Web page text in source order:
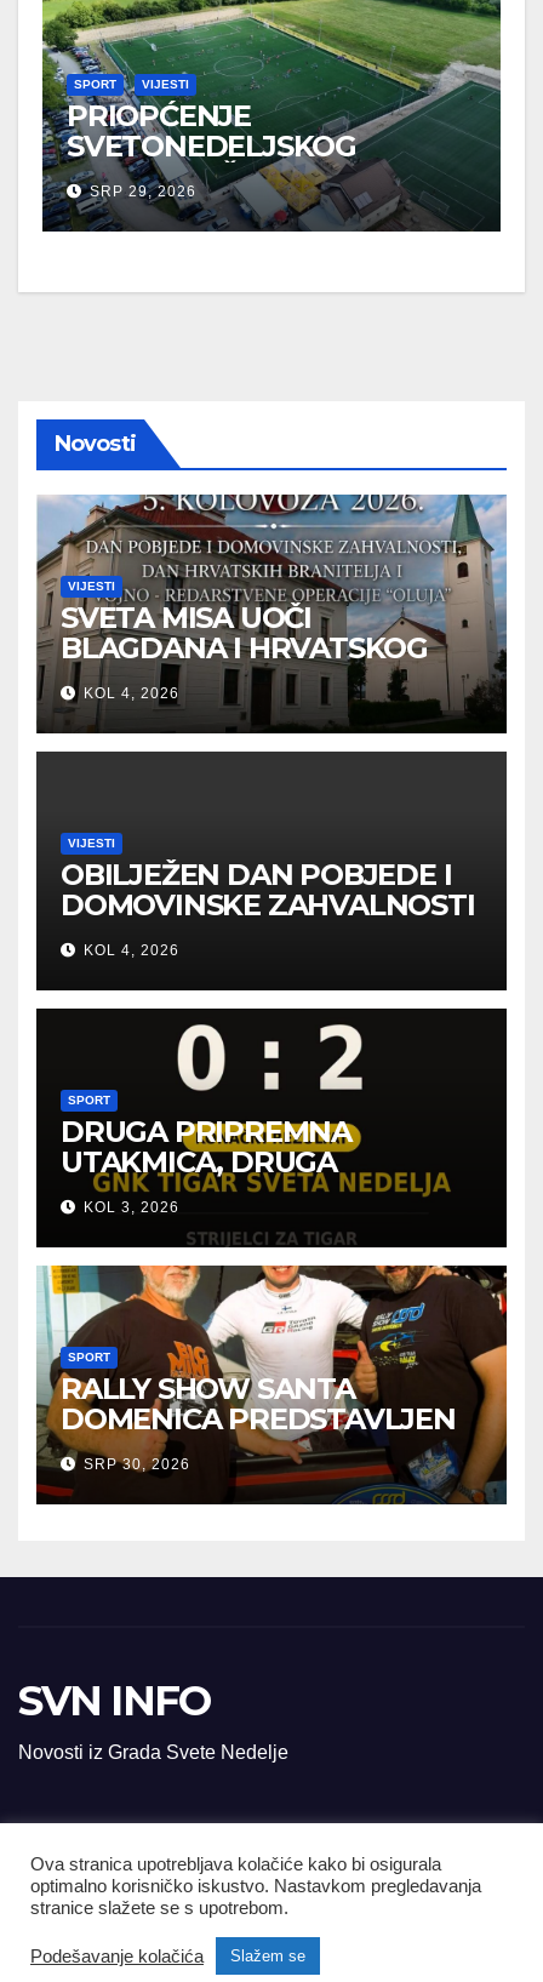
SPORT VIJESTI
PRIOPĆENJE
SVETONEDELJSKOG
GRADONAČELNIKA O
SPORTSKIM UDRUGAMA
SRP 29, 2026
Novosti
VIJESTI
SVETA MISA UOČI
BLAGDANA I HRVATSKOG
PRAZNIKA SLOBODE
KOL 4, 2026
VIJESTI
OBILJEŽEN DAN POBJEDE I
DOMOVINSKE ZAHVALNOSTI
U SVETOJ NEDELJI
KOL 4, 2026
SPORT
DRUGA PRIPREMNA
UTAKMICA, DRUGA
POBJEDA ZA TIGROVE
KOL 3, 2026
SPORT
RALLY SHOW SANTA
DOMENICA PREDSTAVLJEN
U AUSTRIJI
SRP 30, 2026
SVN INFO
Novosti iz Grada Svete Nedelje
© svn-info.com Sva prava pridržana.
Ova stranica upotrebljava kolačiće kako bi osigurala
optimalno korisničko iskustvo. Nastavkom pregledavanja
stranice slažete se s upotrebom.
Podešavanje kolačića Slažem se